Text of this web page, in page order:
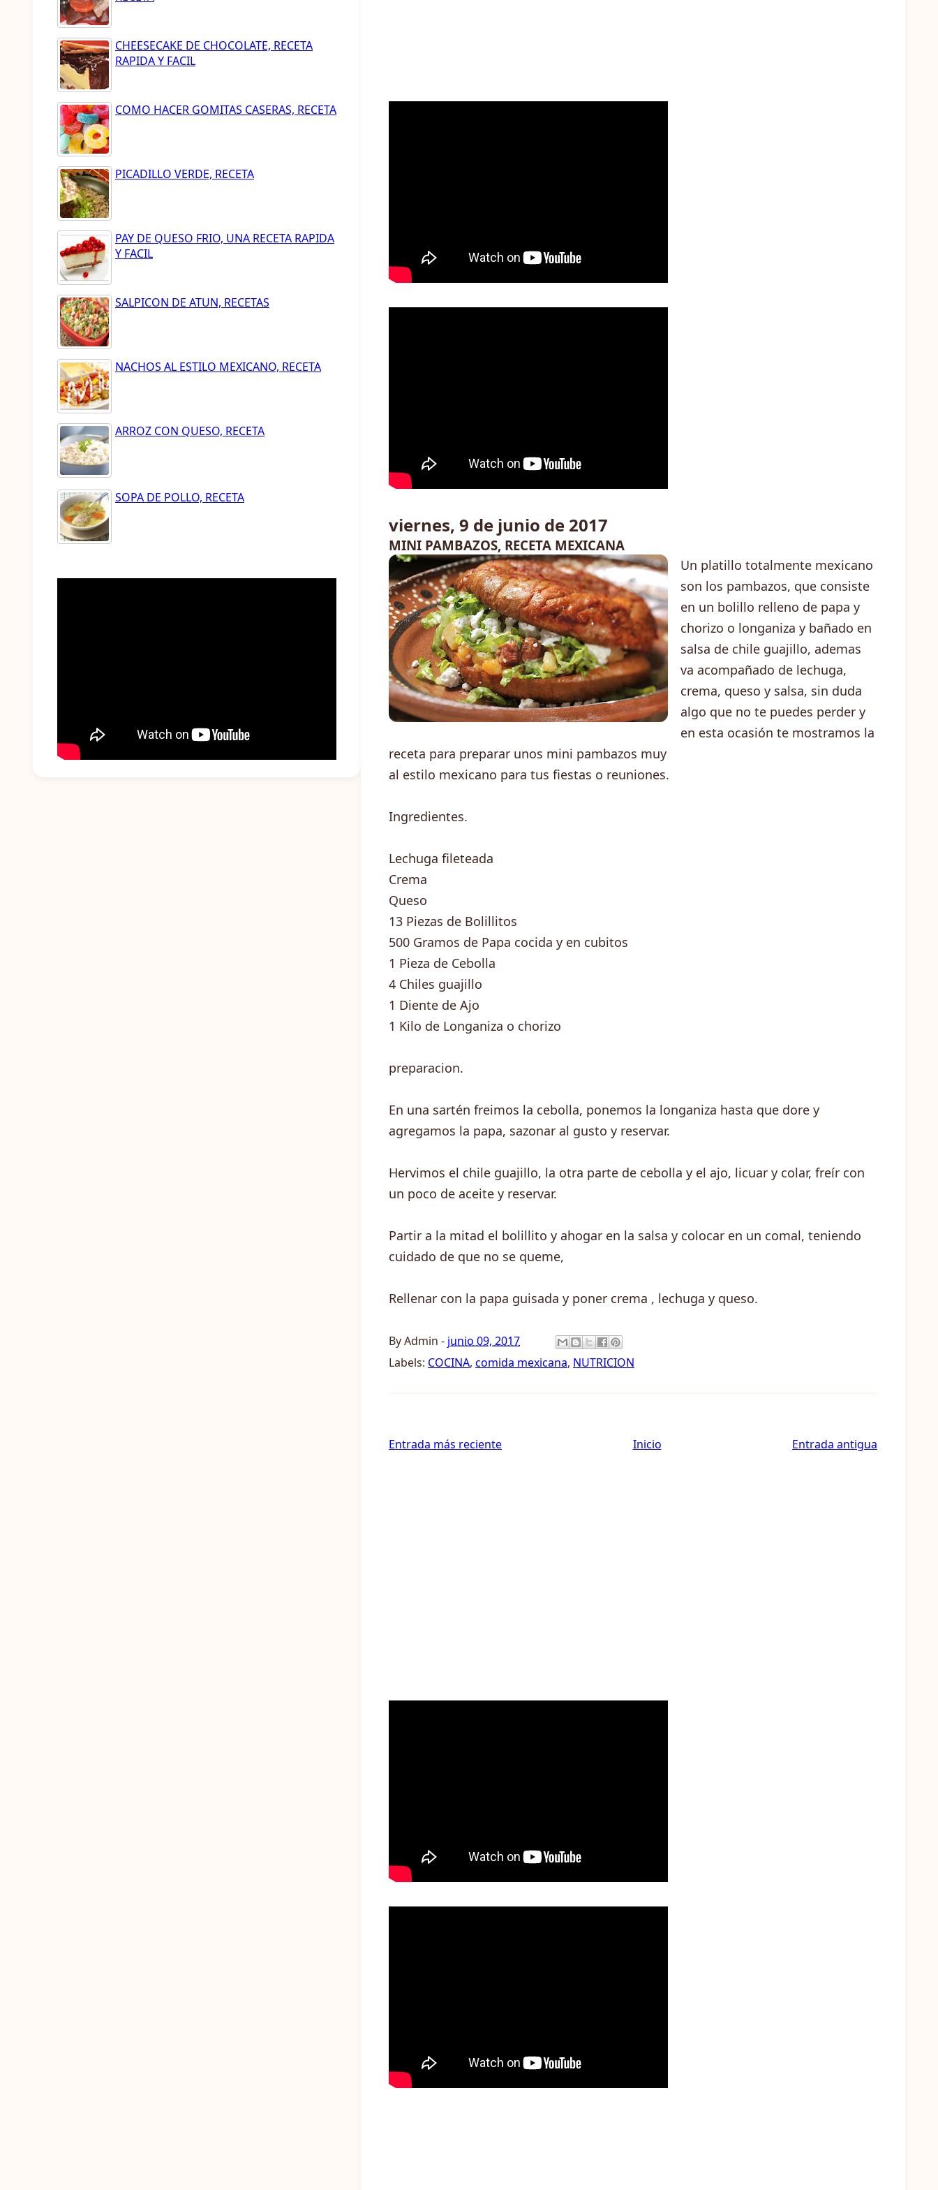
CHEESECAKE DE CHOCOLATE, RECETA
RAPIDA Y FACIL
COMO HACER GOMITAS CASERAS, RECETA
PICADILLO VERDE, RECETA
PAY DE QUESO FRIO, UNA RECETA RAPIDA
Y FACIL
SALPICON DE ATUN, RECETAS
NACHOS AL ESTILO MEXICANO, RECETA
ARROZ CON QUESO, RECETA
SOPA DE POLLO, RECETA
viernes, 9 de junio de 2017
MINI PAMBAZOS, RECETA MEXICANA
Un platillo totalmente mexicano
son los pambazos, que consiste
en un bolillo relleno de papa y
chorizo o longaniza y bañado en
salsa de chile guajillo, ademas
va acompañado de lechuga,
crema, queso y salsa, sin duda
algo que no te puedes perder y
en esta ocasión te mostramos la
receta para preparar unos mini pambazos muy
al estilo mexicano para tus fiestas o reuniones.
Ingredientes.
Lechuga fileteada
Crema
Queso
13 Piezas de Bolillitos
500 Gramos de Papa cocida y en cubitos
1 Pieza de Cebolla
4 Chiles guajillo
1 Diente de Ajo
1 Kilo de Longaniza o chorizo
preparacion.
En una sartén freimos la cebolla, ponemos la longaniza hasta que dore y
agregamos la papa, sazonar al gusto y reservar.
Hervimos el chile guajillo, la otra parte de cebolla y el ajo, licuar y colar, freír con
un poco de aceite y reservar.
Partir a la mitad el bolillito y ahogar en la salsa y colocar en un comal, teniendo
cuidado de que no se queme,
Rellenar con la papa guisada y poner crema , lechuga y queso.
ByAdmin - junio 09, 2017
Labels: COCINA, comida mexicana, NUTRICION
Entrada más reciente Entrada antigua
Inicio